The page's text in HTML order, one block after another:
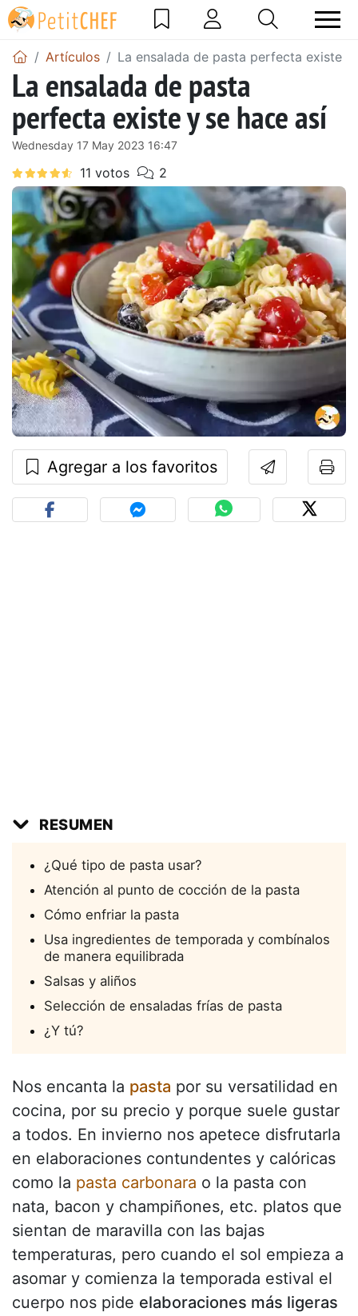
Artículos La ensalada de pasta perfecta existe y
La ensalada de pasta
perfecta existe y se hace así
Wednesday 17 May 2023 16:47
Agregar a los favoritos
RESUMEN
¿Qué tipo de pasta usar?
Atención al punto de cocción de la pasta
Cómo enfriar la pasta
Usa ingredientes de temporada y combínalos
de manera equilibrada
Salsas y aliños
Selección de ensaladas frías de pasta
¿Y tú?
Nos encanta la pasta por su versatilidad en
cocina, por su precio y porque suele gustar
a todos. En invierno nos apetece disfrutarla
en elaboraciones contundentes y calóricas
como la pasta carbonara o la pasta con
nata, bacon y champiñones, etc. platos que
sientan de maravilla con las bajas
temperaturas, pero cuando el sol empieza a
asomar y comienza la temporada estival el
cuerpo nos pide elaboraciones más ligeras